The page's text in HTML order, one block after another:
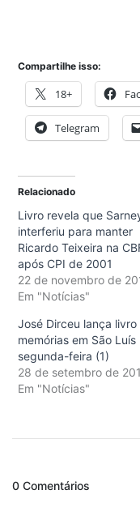
Compartilhe isso:
18+
Telegram
Relacionado
Livro revela que
interferiu para manter
Ricardo Teixeira na
após CPI de 2001
22 de novembro de
Em "Notícias"
José Dirceu lança livro
memórias em São Luís
segunda-feira (1)
28 de setembro de
Em "Notícias"
0 Comentários